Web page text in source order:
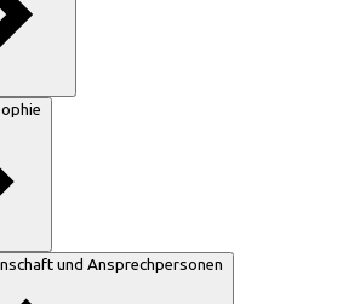
und Ansprechpersonen